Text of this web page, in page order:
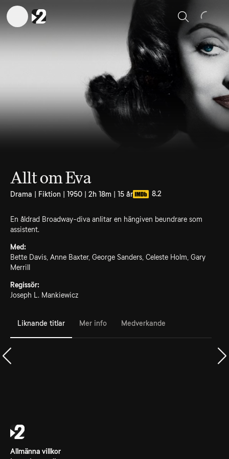
Sök
Allt om Eva
Drama | Fiktion | 1950 | 2h 18m | 15 år 8.2
En åldrad Broadway-diva anlitar en hängiven beundrare som
assistent.
Med:
Bette Davis, Anne Baxter, George Sanders, Celeste Holm, Gary
Merrill
Regissör:
Joseph L. Mankiewicz
Liknande titlar Mer info Medverkande
Allmänna villkor